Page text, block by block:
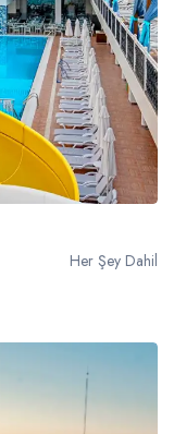
Her Şey Dahil